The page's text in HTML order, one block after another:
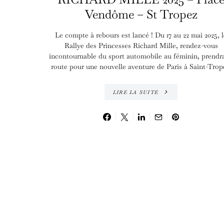
Vendôme – St Tropez
Le compte à rebours est lancé ! Du 17 au 22 mai 2025,
Rallye des Princesses Richard Mille, rendez-vous
incontournable du sport automobile au féminin,
route pour une nouvelle aventure de Paris à Saint-
LIRE LA SUITE